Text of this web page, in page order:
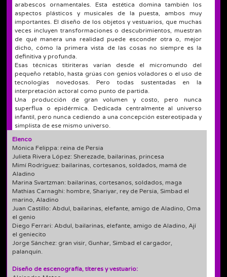
arabescos ornamentales. Esta estética domina también los
aspectos plásticos y musicales de la puesta, ambos muy
importantes. El diseño de los objetos y vestuarios, que muchas
veces incluyen transformaciones o descubrimientos, muestran
de qué manera una realidad puede esconder otra o, mejor
dicho, cómo la primera vista de las cosas no siempre es la
definitiva y profunda.
Esas técnicas titiriteras varían desde el micromundo del
pequeño retablo, hasta grúas con genios voladores o el uso de
tecnologías novedosas. Pero todas sustentadas en la
interpretación actoral como punto de partida.
Una producción de gran volumen y costo, pero nunca
superflua o epidérmica. Dedicada centralmente al universo
infantil, pero nunca cediendo a una concepción estereotipada y
simplista de ese mismo universo.
Elenco
Mónica Felippa: reina de Persia
Julieta Rivera López: Sherezade, bailarinas, princesa
Mimí Rodríguez: bailarinas, cortesanos, soldados, mamá de
Aladino
Marina Svartzman: bailarinas, cortesanos, soldados, maga
Mathias Carnaghi: hombre, Shariyar, rey de Persia, Simbad el
marino, Aladino
Juan Castillo: Abdul, bailarinas, elefante, amigo de Aladino, Oma
el genio
Diego Ferrari: Abdul, bailarinas, elefante, amigo de Aladino, Ají
el geniecito
Jorge Sánchez: gran visir, Gunhar, Simbad el cargador,
palanquín.
Diseño de escenografía, títeres y vestuario: